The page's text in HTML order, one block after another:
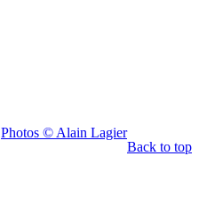
Back to top
Photos © Alain Lagier